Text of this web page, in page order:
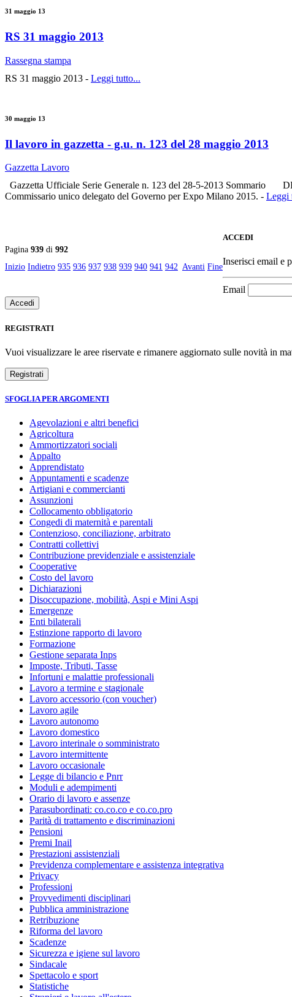
31 maggio 13
RS 31 maggio 2013
Rassegna stampa
RS 31 maggio 2013 - Leggi tutto...
30 maggio 13
Il lavoro in gazzetta - g.u. n. 123 del 28 maggio 2013
Gazzetta Lavoro
Gazzetta Ufficiale Serie Generale n. 123 del 28-5-2013
Commissario unico delegato del Governo per Expo Milano 2015. - Leggi
Pagina 939 di 992
Inizio Indietro 935 936 937 938 939 940 941 942 Avanti Fine
ACCEDI
Inserisci email e
Email
REGISTRATI
Vuoi visualizzare le aree riservate e rimanere aggiornato sulle novità in
SFOGLIA PER ARGOMENTI
Agevolazioni e altri benefici
Agricoltura
Ammortizzatori sociali
Appalto
Apprendistato
Appuntamenti e scadenze
Artigiani e commercianti
Assunzioni
Collocamento obbligatorio
Congedi di maternità e parentali
Contenzioso, conciliazione, arbitrato
Contratti collettivi
Contribuzione previdenziale e assistenziale
Cooperative
Costo del lavoro
Dichiarazioni
Disoccupazione, mobilità, Aspi e Mini Aspi
Emergenze
Enti bilaterali
Estinzione rapporto di lavoro
Formazione
Gestione separata Inps
Imposte, Tributi, Tasse
Infortuni e malattie professionali
Lavoro a termine e stagionale
Lavoro accessorio (con voucher)
Lavoro agile
Lavoro autonomo
Lavoro domestico
Lavoro interinale o somministrato
Lavoro intermittente
Lavoro occasionale
Legge di bilancio e Pnrr
Moduli e adempimenti
Orario di lavoro e assenze
Parasubordinati: co.co.co e co.co.pro
Parità di trattamento e discriminazioni
Pensioni
Premi Inail
Prestazioni assistenziali
Previdenza complementare e assistenza integrativa
Privacy
Professioni
Provvedimenti disciplinari
Pubblica amministrazione
Retribuzione
Riforma del lavoro
Scadenze
Sicurezza e igiene sul lavoro
Sindacale
Spettacolo e sport
Statistiche